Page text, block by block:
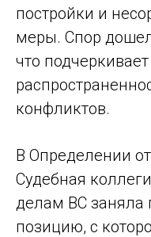
постройки и
меры. Спор
что
конфликтов.
В Определении
Судебная
делам ВС
позицию, с